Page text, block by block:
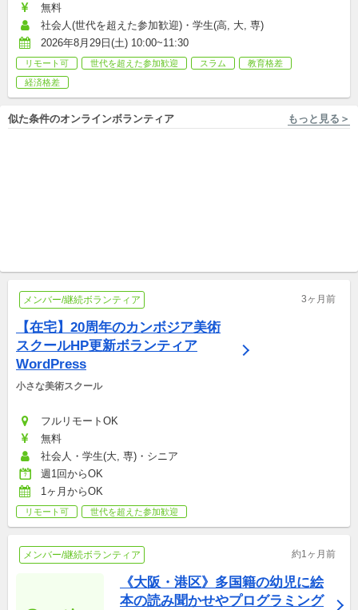
無料
社会人(世代を超えた参加歓迎)・学生(高, 大, 専)
2026年8月29日(土) 10:00~11:30
リモート可 世代を超えた参加歓迎 スラム
教育格差
経済格差
似た条件のオンラインボランティア もっと見る＞
メンバー/継続ボランティア 3ヶ月前
【在宅】20周年のカンボジア美術
スクールHP更新ボランティア
WordPress
小さな美術スクール
フルリモートOK
無料
社会人・学生(大, 専)・シニア
週1回からOK
1ヶ月からOK
リモート可 世代を超えた参加歓迎
メンバー/継続ボランティア 約1ヶ月前
《大阪・港区》多国籍の幼児に絵
本の読み聞かせやプログラミング